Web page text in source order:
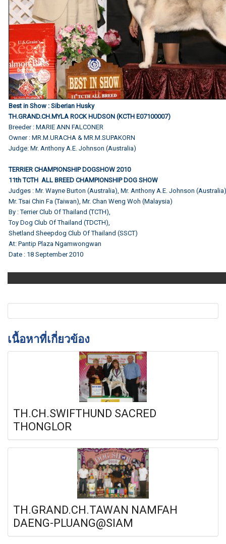
Best in Show : Siberian Husky
TH.GRAND.CH.MYLA ROCK HUDSON (KCTH E07100007)
Breeder : MARIE ANN FALCONER
Owner : MR.M.URACHA & MR.M.SUPAKORN
Judge: Mr. Anthony A.E. Johnson (Australia)
TERRIER CHAMPIONSHIP DOGSHOW 2010
11th TCTH ALL BREED CHAMPIONSHIP DOG SHOW
Judges : Mr. Wayne Burton (Australia), Mr. Anthony A.E. Johnson (Australia)
Mr. Tsai Chin Fa (Taiwan), Mr. Chan Weng Woh (Malaysia)
By : Terrier Club Of Thailand (TCTH),
Toy Dog Club Of Thailand (TDCTH),
Shetland Sheepdog Club Of Thailand (SSCT)
At: Pantip Plaza Ngamwongwan
Date : 18 September 2010
เนื้อหาที่เกี่ยวข้อง
TH.CH.SWIFTHUND SACRED
THONGLOR
TH.GRAND.CH.TAWAN NAMFAH
DAENG-PLUANG@SIAM